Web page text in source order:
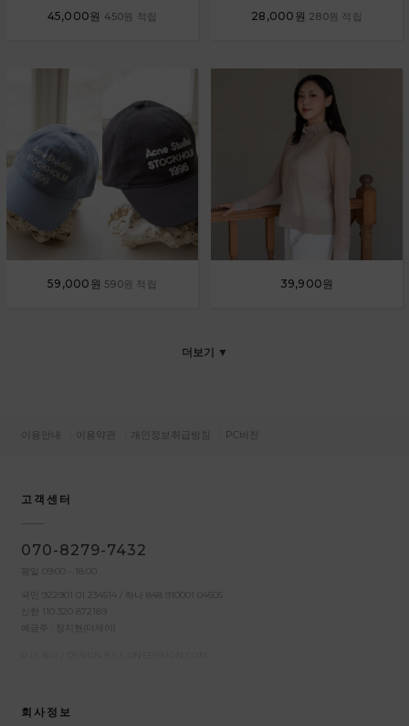
45,000원 450원 적립 28,000원 280원 적립
59,000원 590원 적립 39,900원
더보기 ▼
이용안내 이용약관 개인정보취급방침 PC버전
고객센터
070-8279-7432
평일 09:00 - 18:00
국민 922901 01 234514 / 하나 848 910001 04505
신한 110 320 872189
예금주 : 정지현(더제이)
회사정보